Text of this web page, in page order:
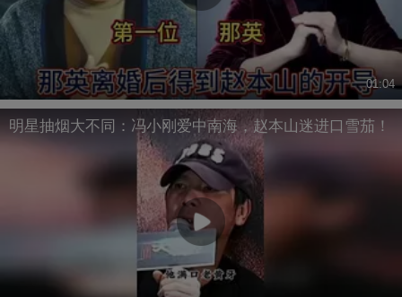
01:04
明星抽烟大不同：冯小刚爱中南海，赵本山迷进口雪茄！